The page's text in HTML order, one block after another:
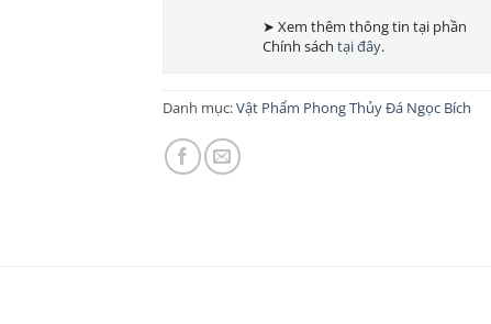
➤ Xem thêm thông tin tại phần
Chính sách tại đây.
Danh mục:Vật Phẩm Phong Thủy Đá Ngọc Bích